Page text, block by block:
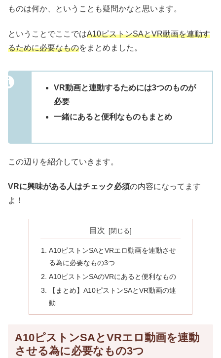
ものは何か、ということも疑問かなと思います。
ということでここではA10ピストンSAとVR動画を連動す
るために必要なものをまとめました。
VR動画と連動するためには3つのものが
必要
一緒にあると便利なものもまとめ
この辺りを紹介していきます。
VRに興味がある人はチェック必須の内容になってます
よ！
目次
A10ピストンSAとVRエロ動画を連動させ
る為に必要なもの3つ
A10ピストンSAのVRにあると便利なもの
【まとめ】A10ピストンSAとVR動画の連
動
A10ピストンSAとVRエロ動画を連動
させる為に必要なもの3つ